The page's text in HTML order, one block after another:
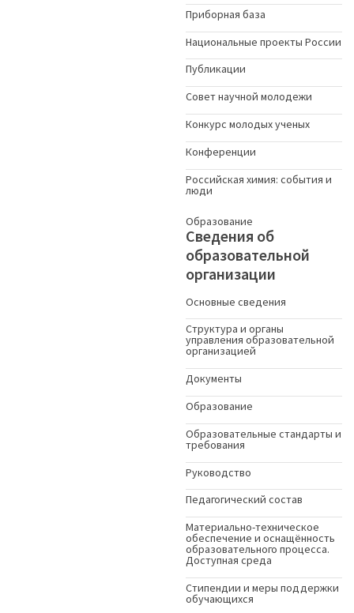
Приборная база
Национальные проекты России
Публикации
Совет научной молодежи
Конкурс молодых ученыx
Конференции
Российская химия: события и
люди
Образование
Сведения об
образовательной
организации
Основные сведения
Структура и органы
управления образовательной
организацией
Документы
Образование
Образовательные стандарты и
требования
Руководство
Педагогический состав
Материально-техническое
обеспечение и оснащённость
образовательного процесса.
Доступная среда
Стипендии и меры поддержки
обучающихся